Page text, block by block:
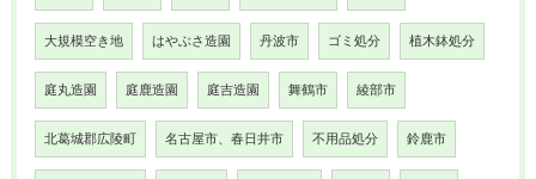
大規模空き地 はやぶさ造園 丹波市 ゴミ処分 植木鉢処分
庭丸造園 庭鹿造園 庭吉造園 舞鶴市 綾部市
北葛城郡広陵町 名古屋市、春日井市 不用品処分 鈴鹿市